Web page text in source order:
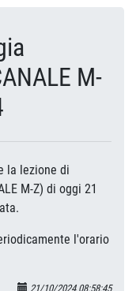
M-
la lezione di
M-Z) di oggi 21
l'orario
21/10/2024 08:58:45